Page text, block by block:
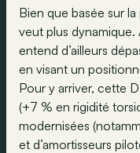
Bien que basée sur
veut plus
entend d’ailleurs
en visant un
Pour y arriver, cette
(+7 % en rigidité
modernisées
et d’amortisseurs